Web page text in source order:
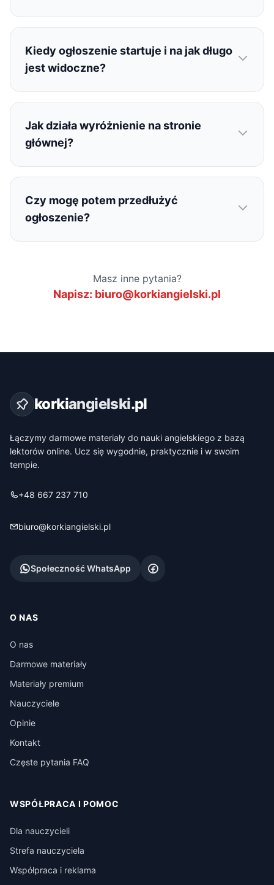
Kiedy ogłoszenie startuje i na jak długo
jest widoczne?
Jak działa wyróżnienie na stronie
głównej?
Czy mogę potem przedłużyć
ogłoszenie?
Masz inne pytania?
Napisz: biuro@korkiangielski.pl
korkiangielski.pl
Łączymy darmowe materiały do nauki angielskiego z bazą
lektorów online. Ucz się wygodnie, praktycznie i w swoim
tempie.
+48 667 237 710
biuro@korkiangielski.pl
Społeczność WhatsApp
O NAS
O nas
Darmowe materiały
Materiały premium
Nauczyciele
Opinie
Kontakt
Częste pytania FAQ
WSPÓŁPRACA I POMOC
Dla nauczycieli
Strefa nauczyciela
Współpraca i reklama